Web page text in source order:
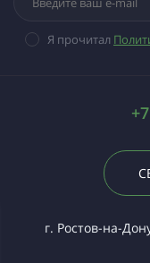
Я прочитал
г. Ростов-на-